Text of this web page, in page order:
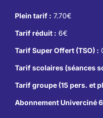
Plein tarif : 7.70€
Tarif réduit : 6€
Tarif Super Offert (TSO) :
Tarif scolaires (séances
Tarif groupe (15 pers. et
Abonnement Univerciné